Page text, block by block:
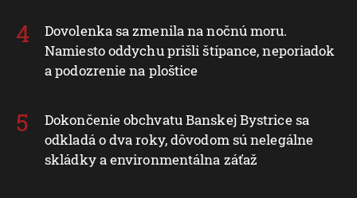
Dovolenka sa zmenila na nočnú moru.
Namiesto oddychu prišli štípance, neporiadok
a podozrenie na ploštice
Dokončenie obchvatu Banskej Bystrice sa
odkladá o dva roky, dôvodom sú nelegálne
skládky a environmentálna záťaž